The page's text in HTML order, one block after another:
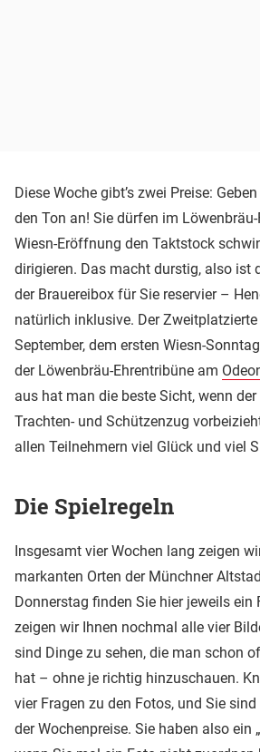
Diese Woche gibt’s zwei Preise:
den Ton an! Sie dürfen im
Wiesn-Eröffnung den Taktstock
dirigieren. Das macht durstig, also ist
der Brauereibox für Sie reservier –
natürlich inklusive. Der
September, dem ersten Wiesn-
der Löwenbräu-Ehrentribüne am
aus hat man die beste Sicht, wenn
Trachten- und Schützenzug
allen Teilnehmern viel Glück und viel
Die Spielregeln
Insgesamt vier Wochen lang zeigen
markanten Orten der Münchner
Donnerstag finden Sie hier jeweils ein
zeigen wir Ihnen nochmal alle vier
sind Dinge zu sehen, die man schon
hat – ohne je richtig hinzuschauen.
vier Fragen zu den Fotos, und Sie
der Wochenpreise. Sie haben also ein